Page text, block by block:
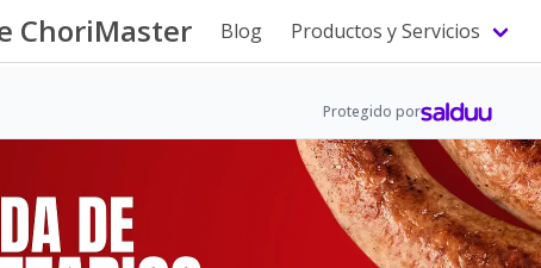
ChoriMaster Blog Productos y Servicios
Protegido por